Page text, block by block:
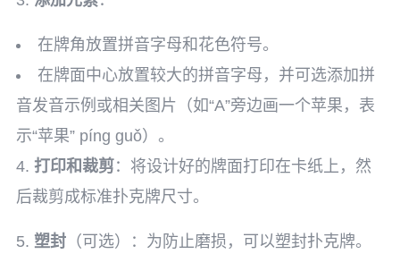
在牌角放置拼音字母和花色符号。
在牌面中心放置较大的拼音字母，并可选添加拼
音发音示例或相关图片（如“A”旁边画一个苹果，表
示“苹果” píng guǒ）。
4. 打印和裁剪 ：将设计好的牌面打印在卡纸上，然
后裁剪成标准扑克牌尺寸。
5. 塑封 （可选）：为防止磨损，可以塑封扑克牌。